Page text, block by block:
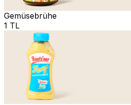
Gemüsebrühe
1 TL